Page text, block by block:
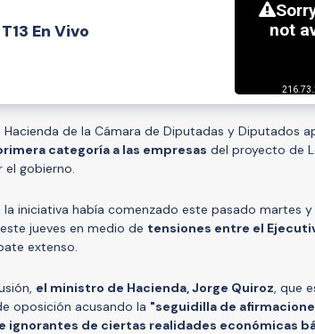
T13 En Vivo
Hacienda de la Cámara de Diputadas y Diputados
categoría a las empresas del proyecto de
gobierno.
la iniciativa había comenzado este pasado martes
jueves en medio de tensiones entre el
extenso.
el ministro de Hacienda, Jorge Quiroz, que
oposición acusando la "seguidilla de
ignorantes de ciertas realidades económicas